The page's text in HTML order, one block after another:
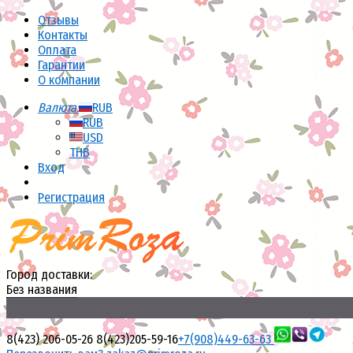
Отзывы
Контакты
Оплата
Гарантии
О компании
Валюта:
RUB
RUB
USD
THB
Вход
Регистрация
Город доставки:
Без названия
8(423) 206-05-26 8(423)205-59-16+7(908)449-63-63